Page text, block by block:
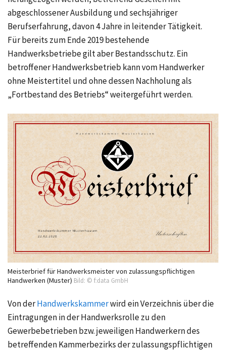
abgeschlossener Ausbildung und sechsjähriger
Berufserfahrung, davon4 Jahrein leitender Tätigkeit.
Für bereits zum Ende 2019 bestehende
Handwerksbetriebe gilt aber Bestandsschutz. Ein
betroffener Handwerksbetrieb kann vom Handwerker
ohne Meistertitel und ohne dessen Nachholung als
„Fortbestand des Betriebs“ weitergeführt werden.
Meisterbrief für Handwerksmeister von zulassungspflichtigen
Handwerken (Muster) Bild: © f:data GmbH
Von derHandwerkskammerwird ein Verzeichnis über die
Eintragungen in der Handwerksrolle zu den
Gewerbebetrieben bzw. jeweiligen Handwerkern des
betreffenden Kammerbezirks der zulassungspflichtigen